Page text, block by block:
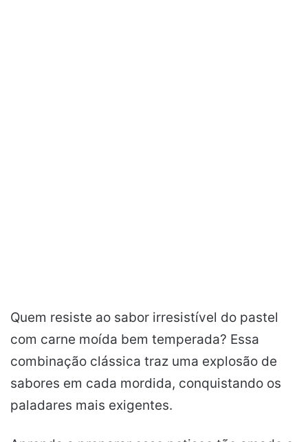
Quem resiste ao sabor irresistível do pastel
com carne moída bem temperada? Essa
combinação clássica traz uma explosão de
sabores em cada mordida, conquistando os
paladares mais exigentes.